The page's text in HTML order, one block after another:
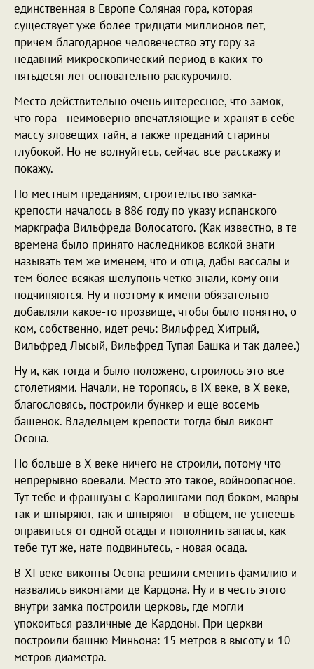
единственная в Европе Соляная гора, которая
существует уже более тридцати миллионов лет,
причем благодарное человечество эту гору за
недавний микроскопический период в каких-то
пятьдесят лет основательно раскурочило.
Место действительно очень интересное, что замок,
что гора - неимоверно впечатляющие и хранят в себе
массу зловещих тайн, а также преданий старины
глубокой. Но не волнуйтесь, сейчас все расскажу и
покажу.
По местным преданиям, строительство замка-
крепости началось в 886 году по указу испанского
маркграфа Вильфреда Волосатого. (Как известно, в те
времена было принято наследников всякой знати
называть тем же именем, что и отца, дабы вассалы и
тем более всякая шелупонь четко знали, кому они
подчиняются. Ну и поэтому к имени обязательно
добавляли какое-то прозвище, чтобы было понятно, о
ком, собственно, идет речь: Вильфред Хитрый,
Вильфред Лысый, Вильфред Тупая Башка и так далее.)
Ну и, как тогда и было положено, строилось это все
столетиями. Начали, не торопясь, в IX веке, в X веке,
благословясь, построили бункер и еще восемь
башенок. Владельцем крепости тогда был виконт
Осона.
Но больше в X веке ничего не строили, потому что
непрерывно воевали. Место это такое, войноопасное.
Тут тебе и французы с Каролингами под боком, мавры
так и шныряют, так и шныряют - в общем, не успеешь
оправиться от одной осады и пополнить запасы, как
тебе тут же, нате подвиньтесь, - новая осада.
В XI веке виконты Осона решили сменить фамилию и
назвались виконтами де Кардона. Ну и в честь этого
внутри замка построили церковь, где могли
упокоиться различные де Кардоны. При церкви
построили башню Миньона: 15 метров в высоту и 10
метров диаметра.